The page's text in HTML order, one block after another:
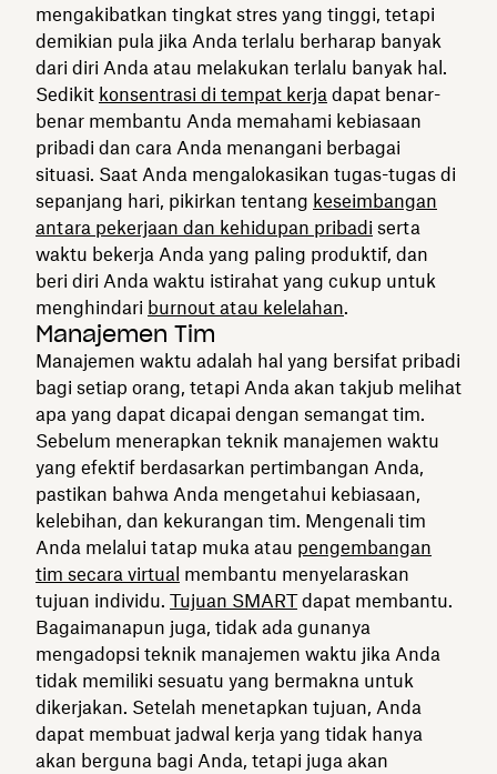
mengakibatkan tingkat stres yang tinggi, tetapi
demikian pula jika Anda terlalu berharap banyak
dari diri Anda atau melakukan terlalu banyak hal.
Sedikit konsentrasi di tempat kerja dapat benar-
benar membantu Anda memahami kebiasaan
pribadi dan cara Anda menangani berbagai
situasi. Saat Anda mengalokasikan tugas-tugas di
sepanjang hari, pikirkan tentang keseimbangan
antara pekerjaan dan kehidupan pribadi serta
waktu bekerja Anda yang paling produktif, dan
beri diri Anda waktu istirahat yang cukup untuk
menghindari burnout atau kelelahan.
Manajemen Tim
Manajemen waktu adalah hal yang bersifat pribadi
bagi setiap orang, tetapi Anda akan takjub melihat
apa yang dapat dicapai dengan semangat tim.
Sebelum menerapkan teknik manajemen waktu
yang efektif berdasarkan pertimbangan Anda,
pastikan bahwa Anda mengetahui kebiasaan,
kelebihan, dan kekurangan tim. Mengenali tim
Anda melalui tatap muka atau pengembangan
tim secara virtual membantu menyelaraskan
tujuan individu. Tujuan SMARTdapat membantu.
Bagaimanapun juga, tidak ada gunanya
mengadopsi teknik manajemen waktu jika Anda
tidak memiliki sesuatu yang bermakna untuk
dikerjakan. Setelah menetapkan tujuan, Anda
dapat membuat jadwal kerja yang tidak hanya
akan berguna bagi Anda, tetapi juga akan